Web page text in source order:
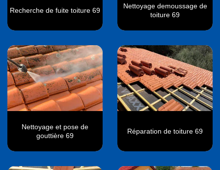
Recherche de fuite toiture 69
Nettoyage demoussage de
toiture 69
Nettoyage et pose de
gouttière 69
Réparation de toiture 69